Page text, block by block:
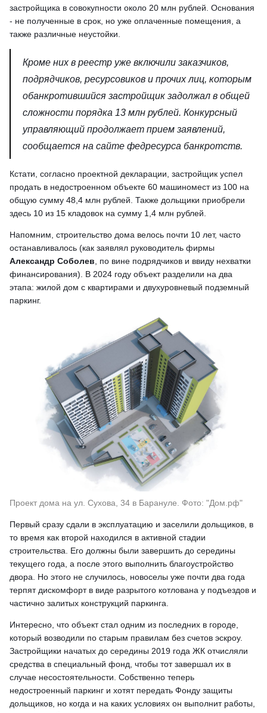
застройщика в совокупности около 20 млн рублей. Основания
- не полученные в срок, но уже оплаченные помещения, а
также различные неустойки.
Кроме них в реестр уже включили заказчиков,
подрядчиков, ресурсовиков и прочих лиц, которым
обанкротившийся застройщик задолжал в общей
сложности порядка 13 млн рублей. Конкурсный
управляющий продолжает прием заявлений,
сообщается на сайте федресурса банкротств.
Кстати, согласно проектной декларации, застройщик успел
продать в недостроенном объекте 60 машиномест из 100 на
общую сумму 48,4 млн рублей. Также дольщики приобрели
здесь 10 из 15 кладовок на сумму 1,4 млн рублей.
Напомним, строительство дома велось почти 10 лет, часто
останавливалось (как заявлял руководитель фирмы
Александр Соболев , по вине подрядчиков и ввиду нехватки
финансирования). В 2024 году объект разделили на два
этапа: жилой дом с квартирами и двухуровневый подземный
паркинг.
Проект дома на ул. Сухова, 34 в Барануле. Фото: "Дом.рф"
Первый сразу сдали в эксплуатацию и заселили дольщиков, в
то время как второй находился в активной стадии
строительства. Его должны были завершить до середины
текущего года, а после этого выполнить благоустройство
двора. Но этого не случилось, новоселы уже почти два года
терпят дискомфорт в виде разрытого котлована у подъездов и
частично залитых конструкций паркинга.
Интересно, что объект стал одним из последних в городе,
который возводили по старым правилам без счетов эскроу.
Застройщики начатых до середины 2019 года ЖК отчисляли
средства в специальный фонд, чтобы тот завершал их в
случае несостоятельности. Собственно теперь
недостроенный паркинг и хотят передать Фонду защиты
дольщиков, но когда и на каких условиях он выполнит работы,